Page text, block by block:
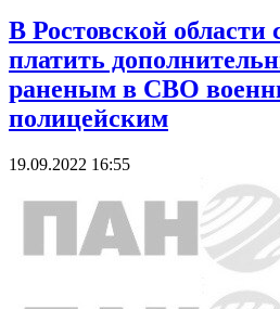
В Ростовской области
платить
раненым в СВО
полицейским
19.09.2022 16:55